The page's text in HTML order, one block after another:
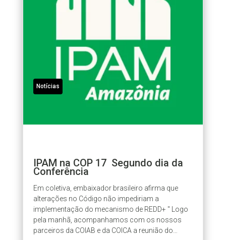
Notícias
IPAM na COP 17  Segundo dia da
Conferência
Em coletiva, embaixador brasileiro afirma que
alterações no Código não impediriam a
implementação do mecanismo de REDD+ " Logo
pela manhã, acompanhamos com os nossos
parceiros da COIAB e da COICA a reunião do